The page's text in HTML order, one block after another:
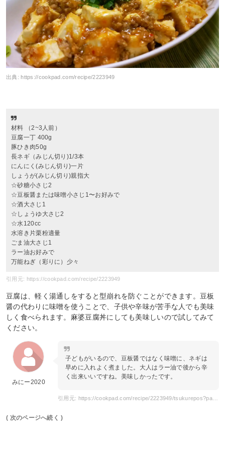
出典:https://cookpad.com/recipe/2223949
材料 （2~3人前）
豆腐一丁 400g
豚ひき肉50g
長ネギ（みじん切り)1/3本
にんにく(みじん切り)一片
しょうが(みじん切り)親指大
☆砂糖小さじ2
☆豆板醤または味噌小さじ1〜お好みで
☆酒大さじ1
☆しょうゆ大さじ2
☆水120cc
水溶き片栗粉適量
ごま油大さじ1
ラー油お好みで
万能ねぎ（彩りに）少々
引用元: https://cookpad.com/recipe/2223949
豆腐は、軽く湯通しをすると型崩れを防ぐことができます。豆板
醤の代わりに味噌を使うことで、子供や辛味が苦手な人でも美味
しく食べられます。麻婆豆腐丼にしても美味しいので試してみて
ください。
みにー2020
子どもがいるので、豆板醤ではなく味噌に、ネギは
早めに入れよく煮ました。大人はラー油で後から辛
く出来いいですね。美味しかったです。
引用元: https://cookpad.com/recipe/2223949/tsukurepos?page=2
( 次のページへ続く )